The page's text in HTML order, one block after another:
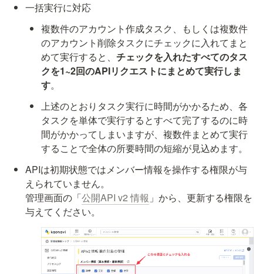
一括実行に対応
複数件のアカウント作成タスク、もしくは複数件
のアカウント削除タスクにチェックに入れてまと
めて実行すると、チェックを入れたすべてのタス
クを1~2回のAPIリクエストにまとめて実行しま
す。
上述のとおりタスク実行に時間がかかるため、各
タスクを単体で実行するとすべて完了するのに時
間がかかってしまいますが、複数件まとめて実行
することで全体の所要時間の短縮が見込めます。
APIは初期状態ではメンバー情報を操作する権限が与
えられていません。
管理画面の「公開API v2 情報 」から、更新する権限を
与えてください。